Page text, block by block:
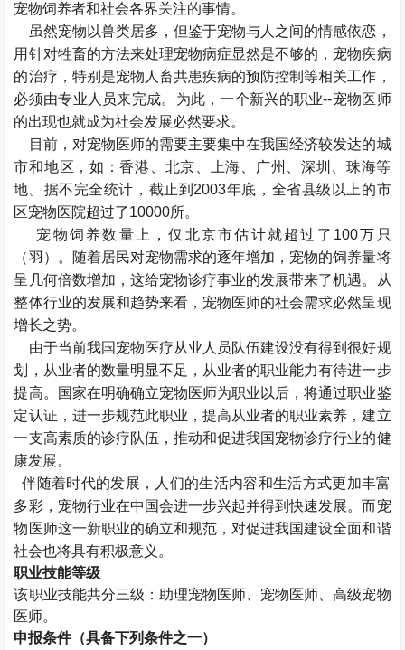
宠物饲养者和社会各界关注的事情。
虽然宠物以兽类居多，但鉴于宠物与人之间的情感依恋，
用针对牲畜的方法来处理宠物病症显然是不够的，宠物疾病
的治疗，特别是宠物人畜共患疾病的预防控制等相关工作，
必须由专业人员来完成。为此，一个新兴的职业--宠物医师
的出现也就成为社会发展必然要求。
目前，对宠物医师的需要主要集中在我国经济较发达的城
市和地区，如：香港、北京、上海、广州、深圳、珠海等
地。据不完全统计，截止到2003年底，全省县级以上的市
区宠物医院超过了10000所。
宠物饲养数量上，仅北京市估计就超过了100万只
（羽）。随着居民对宠物需求的逐年增加，宠物的饲养量将
呈几何倍数增加，这给宠物诊疗事业的发展带来了机遇。从
整体行业的发展和趋势来看，宠物医师的社会需求必然呈现
增长之势。
由于当前我国宠物医疗从业人员队伍建设没有得到很好规
划，从业者的数量明显不足，从业者的职业能力有待进一步
提高。国家在明确确立宠物医师为职业以后，将通过职业鉴
定认证，进一步规范此职业，提高从业者的职业素养，建立
一支高素质的诊疗队伍，推动和促进我国宠物诊疗行业的健
康发展。
伴随着时代的发展，人们的生活内容和生活方式更加丰富
多彩，宠物行业在中国会进一步兴起并得到快速发展。而宠
物医师这一新职业的确立和规范，对促进我国建设全面和谐
社会也将具有积极意义。
职业技能等级
该职业技能共分三级：助理宠物医师、 宠物医师 、高级宠物
医师。
申报条件（具备下列条件之一）